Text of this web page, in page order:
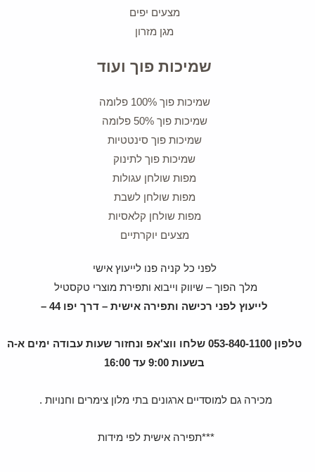
מצעים יפים
מגן מזרון
שמיכות פוך ועוד
שמיכות פוך 100% פלומה
שמיכות פוך 50% פלומה
שמיכות פוך סינטטיות
שמיכות פוך לתינוק
מפות שולחן עגולות
מפות שולחן לשבת
מפות שולחן קלאסיות
מצעים יוקרתיים
לפני כל קניה פנו לייעוץ אישי
מלך הפוך – שיווק וייבוא ותפירת מוצרי טקסטיל
לייעוץ לפני רכישה ותפירה אישית – דרך יפו 44 –
טלפון 053-840-1100 שלחו ווצ'אפ ונחזור שעות עבודה ימים א-ה
בשעות 9:00 עד 16:00
מכירה גם למוסדיים ארגונים בתי מלון צימרים וחנויות .
***תפירה אישית לפי מידות